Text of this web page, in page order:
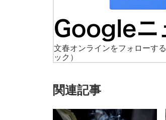
文春オンラインをフォローする
ック）
関連記事